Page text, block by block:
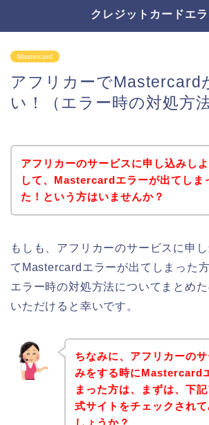
クレジットカードエ
Mastercard
アフリカーでMastercard
い！（エラー時の対処方法
アフリカーのサービスに申し込みし
して、Mastercardエラーが出てしま
た！という方はいませんか？
もしも、アフリカーのサービスに申
てMastercardエラーが出てしまった
エラー時の対処方法についてまとめ
いただけると幸いです。
ちなみに、アフリカーの
みをする時にMastercard
まった方は、まずは、下
式サイトをチェックされ